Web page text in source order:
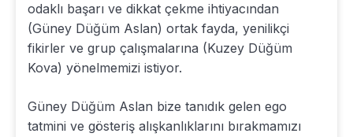
odaklı başarı ve dikkat çekme ihtiyacından
(Güney Düğüm Aslan) ortak fayda, yenilikçi
fikirler ve grup çalışmalarına (Kuzey Düğüm
Kova) yönelmemizi istiyor.
Güney Düğüm Aslan bize tanıdık gelen ego
tatmini ve gösteriş alışkanlıklarını bırakmamızı